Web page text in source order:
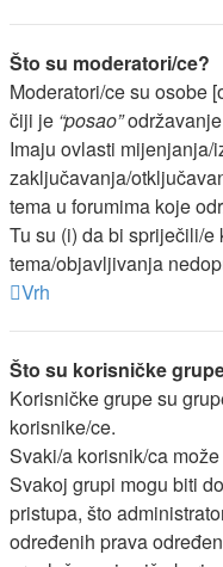
Što su moderatori/ce?
Moderatori/ce su osobe
čiji je “posao”
Imaju ovlasti mijenjanja/
zaključavanja/
tema u forumima koje
Tu su (i) da bi spriječili/
tema/objavljivanja
Vrh
Što su korisničke
Korisničke grupe su
korisnike/ce.
Svaki/a korisnik/ca
Svakoj grupi mogu biti
pristupa, što
određenih prava